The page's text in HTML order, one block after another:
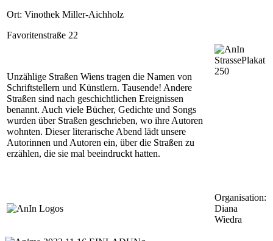
Ort: Vinothek Miller-Aichholz
Favoritenstraße 22
Unzählige Straßen Wiens tragen die Namen von
Schriftstellern und Künstlern. Tausende! Andere
Straßen sind nach geschichtlichen Ereignissen
benannt. Auch viele Bücher, Gedichte und Songs
wurden über Straßen geschrieben, wo ihre Autoren
wohnten. Dieser literarische Abend lädt unsere
Autorinnen und Autoren ein, über die Straßen zu
erzählen, die sie mal beeindruckt hatten.
Organisation:
Diana
Wiedra